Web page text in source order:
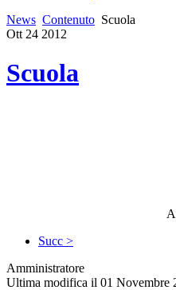
News Contenuto Scuola
Ott 24 2012
Scuola
Succ >
Amministratore
Ultima modifica il 01 Novembre